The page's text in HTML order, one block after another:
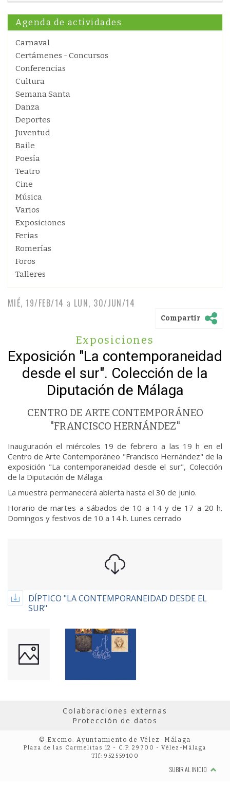
Agenda de actividades
Carnaval
Certámenes - Concursos
Conferencias
Cultura
Semana Santa
Danza
Deportes
Juventud
Baile
Poesía
Teatro
Cine
Música
Varios
Exposiciones
Ferias
Romerías
Foros
Talleres
MIÉ, 19/FEB/14 a LUN, 30/JUN/14
Compartir
Exposiciones
Exposición "La contemporaneidad
desde el sur". Colección de la
Diputación de Málaga
CENTRO DE ARTE CONTEMPORÁNEO
"FRANCISCO HERNÁNDEZ"
Inauguración el miércoles 19 de febrero a las 19 h en el
Centro de Arte Contemporáneo "Francisco Hernández" de la
exposición "La contemporaneidad desde el sur", Colección
de la Diputación de Málaga.
La muestra permanecerá abierta hasta el 30 de junio.
Horario de martes a sábados de 10 a 14 y de 17 a 20 h.
Domingos y festivos de 10 a 14 h. Lunes cerrado
DÍPTICO "LA CONTEMPORANEIDAD DESDE EL
SUR"
Colaboraciones externas
Protección de datos
© Excmo. Ayuntamiento de Vélez-Málaga
Plaza de las Carmelitas 12 - C.P. 29700 - Vélez-Málaga
Tlf: 952559100
SUBIR AL INICIO